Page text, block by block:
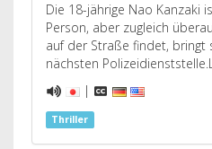
Die 18-jährige Nao Kanzaki
Person, aber zugleich
auf der Straße findet, bringt
nächsten
|
Thriller